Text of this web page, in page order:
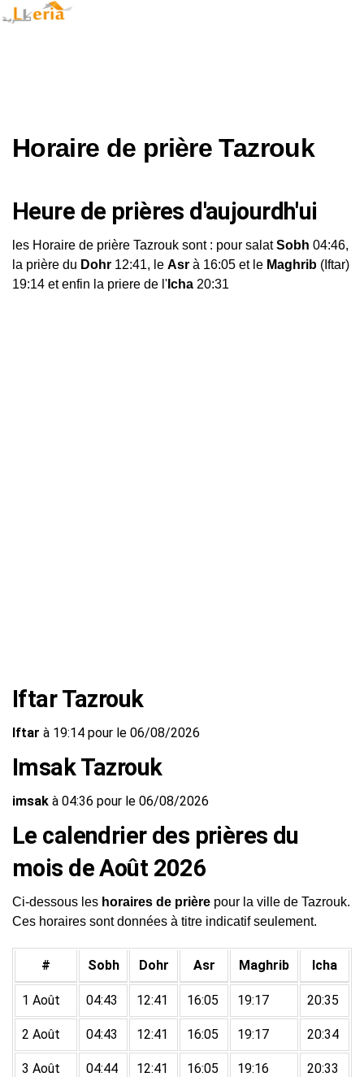
Horaire de prière Tazrouk
Heure de prières d'aujourdh'ui
les Horaire de prière Tazrouk sont : pour salatSobh 04:46,
la prière du Dohr 12:41, le Asr à 16:05 et le Maghrib (Iftar)
19:14 et enfin la priere de l' Icha 20:31
Iftar Tazrouk
Iftar à 19:14 pour le 06/08/2026
Imsak Tazrouk
imsak à 04:36 pour le 06/08/2026
Le calendrier des prières du
mois de Août 2026
Ci-dessous les horaires de prière pour la ville de Tazrouk.
Ces horaires sont données à titre indicatif seulement.
# Sobh Dohr Asr Maghrib Icha
1 Août 04:43 12:41 16:05 19:17 20:35
2 Août 04:43 12:41 16:05 19:17 20:34
3 Août 04:44 12:41 16:05 19:16 20:33